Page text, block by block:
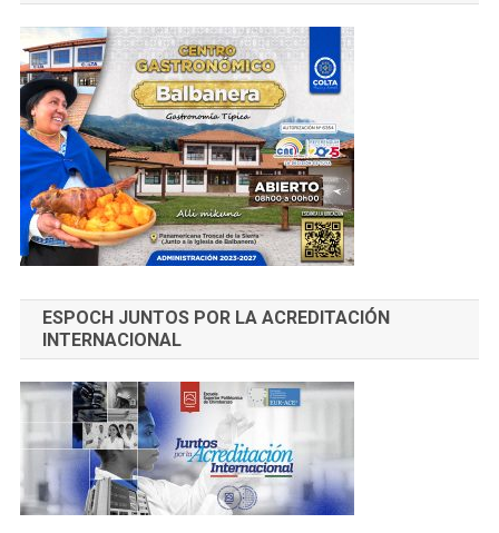
ESPOCH JUNTOS POR LA ACREDITACIÓN
INTERNACIONAL